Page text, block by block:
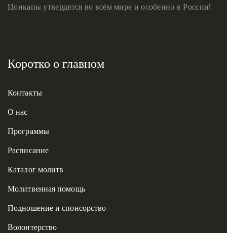
Цонкапы утвердятся во всём мире и особенно в России!
Коротко о главном
Контакты
О нас
Программы
Расписание
Каталог молитв
Молитвенная помощь
Подношение и спонсорство
Волонтерство